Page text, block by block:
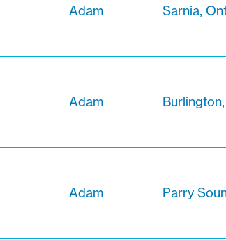
Adam Sarnia,
Adam
Adam Parry